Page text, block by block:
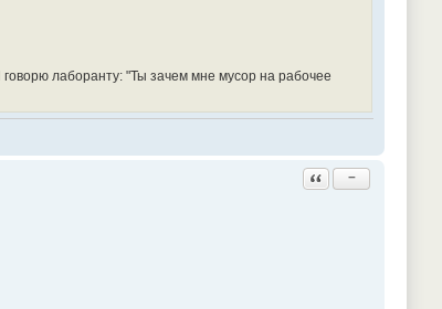
лаборанту: "Ты зачем мне мусор на рабочее
Ответить с цитатой
−